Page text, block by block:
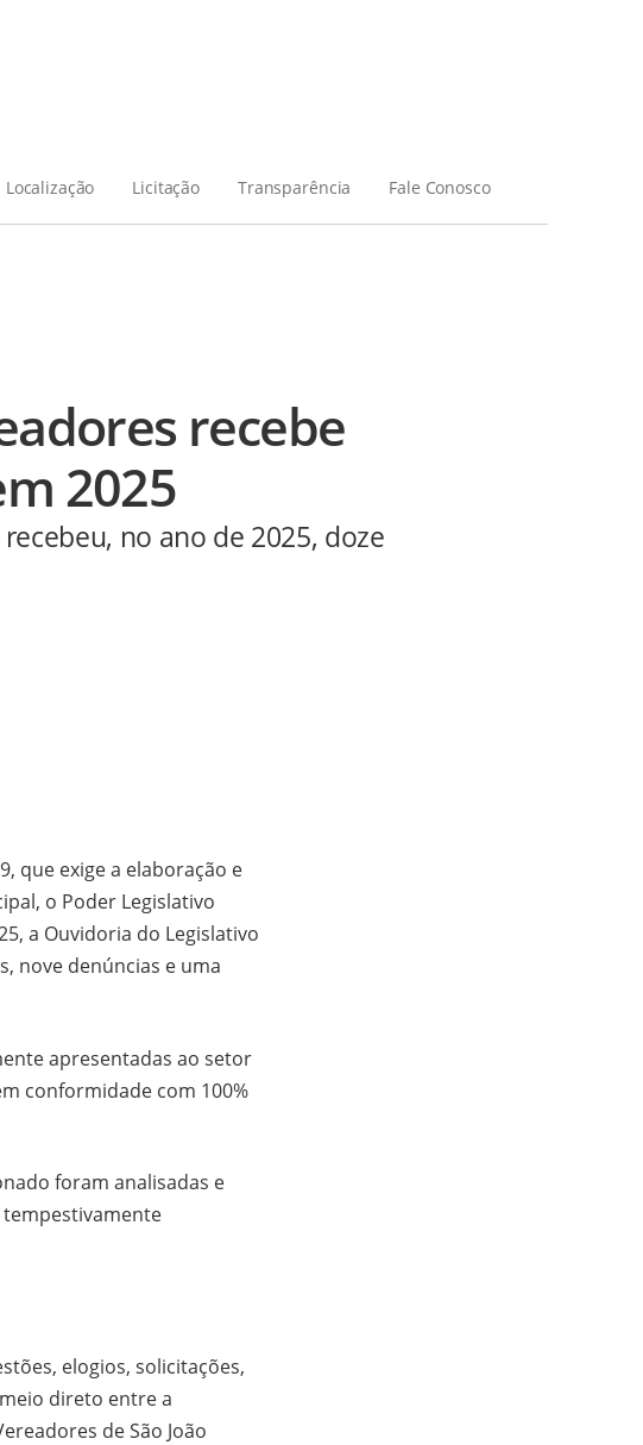
Localização Licitação Transparência Fale Conosco
recebe
2025
no ano de 2025, doze
que exige a elaboração e
o Poder Legislativo
a Ouvidoria do Legislativo
nove denúncias e uma
apresentadas ao setor
conformidade com 100%
foram analisadas e
elogios, solicitações,
direto entre a
de São João